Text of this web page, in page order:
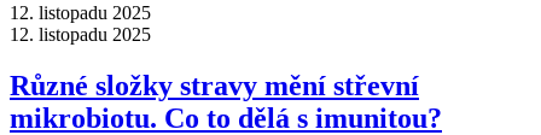
12. listopadu 2025
12. listopadu 2025
Různé složky stravy mění střevní
mikrobiotu. Co to dělá s imunitou?